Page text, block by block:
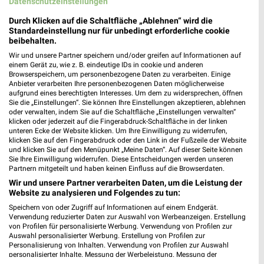
Jetzt alle "Grillen" Themen entdecken!
MEHR PROSPEKTE
weekli - Prospekte & Angebote App
Alle toom Baumarkt Angebote immer griffbereit – mit der
kostenlosen weekli App für iOS & Android.
✔Standortgenaue Angebote
✔Folge deinem Lieblingshändler
Durch Klicken auf die Schaltfläche „Ablehnen“ wird die
Standardeinstellung nur für unbedingt erforderliche cookie
beibehalten.
Wir und unsere Partner speichern und/oder greifen auf Informationen auf
einem Gerät zu, wie z. B. eindeutige IDs in cookie und anderen
Browserspeichern, um personenbezogene Daten zu verarbeiten. Einige
Anbieter verarbeiten Ihre personenbezogenen Daten möglicherweise
aufgrund eines berechtigten Interesses. Um dem zu widersprechen, öffnen
Sie die „Einstellungen“. Sie können Ihre Einstellungen akzeptieren, ablehnen
oder verwalten, indem Sie auf die Schaltfläche „Einstellungen verwalten“
klicken oder jederzeit auf die Fingerabdruck-Schaltfläche in der linken
unteren Ecke der Website klicken. Um Ihre Einwilligung zu widerrufen,
klicken Sie auf den Fingerabdruck oder den Link in der Fußzeile der Website
und klicken Sie auf den Menüpunkt „Meine Daten“. Auf dieser Seite können
Sie Ihre Einwilligung widerrufen. Diese Entscheidungen werden unseren
Partnern mitgeteilt und haben keinen Einfluss auf die Browserdaten.
Wir und unsere Partner verarbeiten Daten, um die Leistung der
Website zu analysieren und Folgendes zu tun:
Speichern von oder Zugriff auf Informationen auf einem Endgerät.
Verwendung reduzierter Daten zur Auswahl von Werbeanzeigen. Erstellung
von Profilen für personalisierte Werbung. Verwendung von Profilen zur
Auswahl personalisierter Werbung. Erstellung von Profilen zur
Personalisierung von Inhalten. Verwendung von Profilen zur Auswahl
personalisierter Inhalte. Messung der Werbeleistung. Messung der